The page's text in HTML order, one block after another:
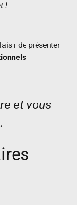
!
de présenter
et vous